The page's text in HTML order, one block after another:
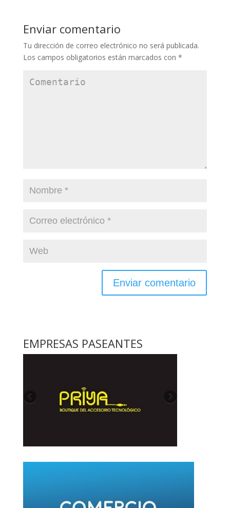
EMPRESAS PASEANTES
Enviar comentario
Tu dirección de correo electrónico no será publicada.
Los campos obligatorios están marcados con *